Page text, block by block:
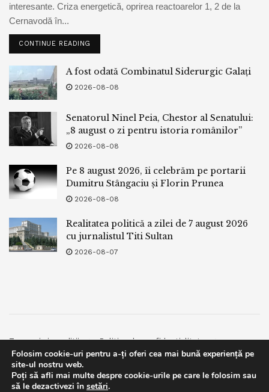
interesante. Criza energetică, oprirea reactoarelor 1, 2 de la
Cernavodă în...
CONTINUE READING
A fost odată Combinatul Siderurgic Galați
2026-08-08
Senatorul Ninel Peia, Chestor al Senatului:
„8 august o zi pentru istoria românilor”
2026-08-08
Pe 8 august 2026, îi celebrăm pe portarii
Dumitru Stângaciu și Florin Prunea
2026-08-08
Realitatea politică a zilei de 7 august 2026
cu jurnalistul Titi Sultan
2026-08-07
Termeni si conditii
Politica de confidentialitate
Facebook
Contact
© 2019bpnews- Business & Politics Newsbpnews.
Folosim cookie-uri pentru a-ți oferi cea mai bună experiență pe
site-ul nostru web.
Poți să afli mai multe despre cookie-urile pe care le folosim sau
să le dezactivezi în setări.
This website uses GDPR cookies. By continuing to use this